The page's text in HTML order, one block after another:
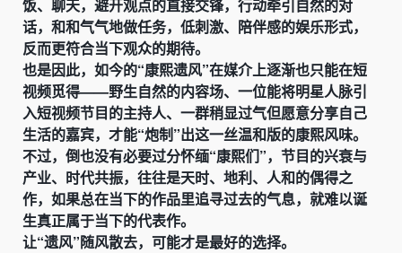
饭、聊天，避开观点的直接交锋，行动牵引自然的对
话，和和气气地做任务，低刺激、陪伴感的娱乐形式，
反而更符合当下观众的期待。
也是因此，如今的“康熙遗风”在媒介上逐渐也只能在短
视频觅得——野生自然的内容场、一位能将明星人脉引
入短视频节目的主持人、一群稍显过气但愿意分享自己
生活的嘉宾，才能“炮制”出这一丝温和版的康熙风味。
不过，倒也没有必要过分怀缅“康熙们”，节目的兴衰与
产业、时代共振，往往是天时、地利、人和的偶得之
作，如果总在当下的作品里追寻过去的气息，就难以诞
生真正属于当下的代表作。
让“遗风”随风散去，可能才是最好的选择。